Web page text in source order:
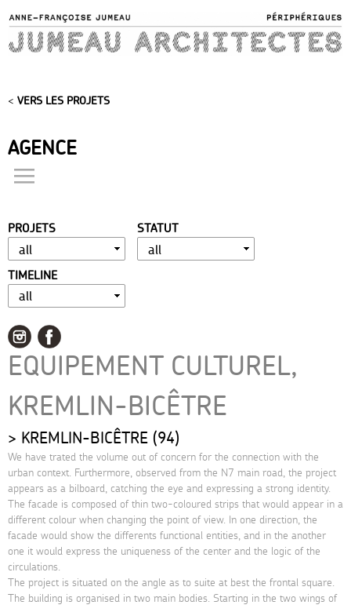
main
content
< VERS LES PROJETS
AGENCE
présentation
distinctions
publications
portfolio
contact
PROJETS STATUT
TIMELINE
EQUIPEMENT CULTUREL,
KREMLIN-BICÊTRE
KREMLIN-BICÊTRE (94)
We have trated the volume out of concern for the connection with the
urban context. Furthermore, observed from the N7 main road, the project
appears as a bilboard, catching the eye and expressing a strong identity.
The facade is composed of thin two-coloured strips that would appear in a
different colour when changing the point of view. In one direction, the
facade would show the differents functional entities, and in the another
one it would express the uniqueness of the center and the logic of the
circulations.
The project is situated on the angle as to suite at best the frontal square.
The building is organised in two main bodies. Starting in the two wings of